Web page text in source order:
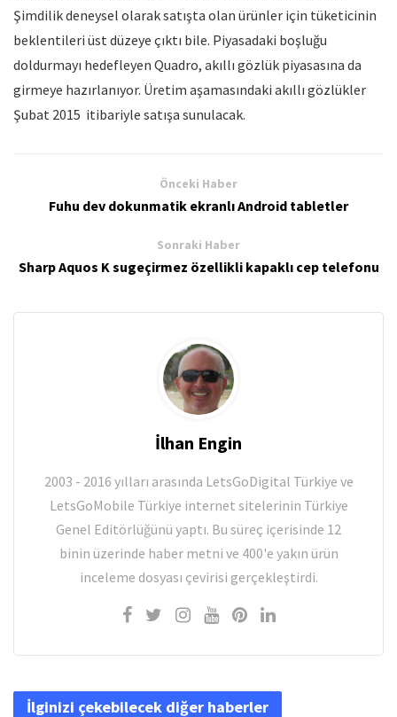
Şimdilik deneysel olarak satışta olan ürünler için tüketicinin
beklentileri üst düzeye çıktı bile. Piyasadaki boşluğu
doldurmayı hedefleyen Quadro, akıllı gözlük piyasasına da
girmeye hazırlanıyor. Üretim aşamasındaki akıllı gözlükler
Şubat 2015 itibariyle satışa sunulacak.
Önceki Haber
Fuhu dev dokunmatik ekranlı Android tabletler
Sonraki Haber
Sharp Aquos K sugeçirmez özellikli kapaklı cep telefonu
İlhan Engin
2003 - 2016 yılları arasında LetsGoDigital Türkiye ve
LetsGoMobile Türkiye internet sitelerinin Türkiye
Genel Editörlüğünü yaptı. Bu süreç içerisinde 12
binin üzerinde haber metni ve 400'e yakın ürün
inceleme dosyası çevirisi gerçekleştirdi.
İlginizi çekebilecek diğer haberler